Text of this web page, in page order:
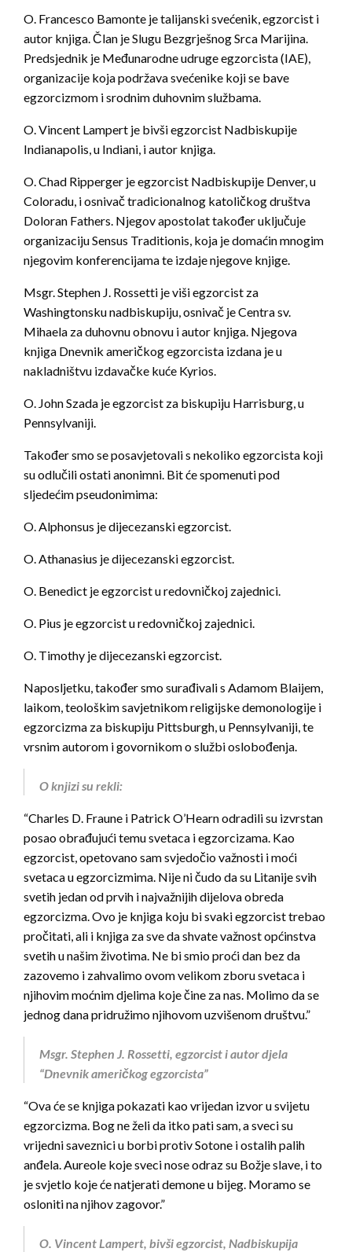
O. Francesco Bamonte je talijanski svećenik, egzorcist i
autor knjiga. Član je Slugu Bezgrješnog Srca Marijina.
Predsjednik je Međunarodne udruge egzorcista (IAE),
organizacije koja podržava svećenike koji se bave
egzorcizmom i srodnim duhovnim službama.
O. Vincent Lampert je bivši egzorcist Nadbiskupije
Indianapolis, u Indiani, i autor knjiga.
O. Chad Ripperger je egzorcist Nadbiskupije Denver, u
Coloradu, i osnivač tradicionalnog katoličkog društva
Doloran Fathers. Njegov apostolat također uključuje
organizaciju Sensus Traditionis, koja je domaćin mnogim
njegovim konferencijama te izdaje njegove knjige.
Msgr. Stephen J. Rossetti je viši egzorcist za
Washingtonsku nadbiskupiju, osnivač je Centra sv.
Mihaela za duhovnu obnovu i autor knjiga. Njegova
knjiga Dnevnik američkog egzorcista izdana je u
nakladništvu izdavačke kuće Kyrios.
O. John Szada je egzorcist za biskupiju Harrisburg, u
Pennsylvaniji.
Također smo se posavjetovali s nekoliko egzorcista koji
su odlučili ostati anonimni. Bit će spomenuti pod
sljedećim pseudonimima:
O. Alphonsus je dijecezanski egzorcist.
O. Athanasius je dijecezanski egzorcist.
O. Benedict je egzorcist u redovničkoj zajednici.
O. Pius je egzorcist u redovničkoj zajednici.
O. Timothy je dijecezanski egzorcist.
Naposljetku, također smo surađivali s Adamom Blaijem,
laikom, teološkim savjetnikom religijske demonologije i
egzorcizma za biskupiju Pittsburgh, u Pennsylvaniji, te
vrsnim autorom i govornikom o službi oslobođenja.
O knjizi su rekli:
“Charles D. Fraune i Patrick O’Hearn odradili su izvrstan
posao obrađujući temu svetaca i egzorcizama. Kao
egzorcist, opetovano sam svjedočio važnosti i moći
svetaca u egzorcizmima. Nije ni čudo da su Litanije svih
svetih jedan od prvih i najvažnijih dijelova obreda
egzorcizma. Ovo je knjiga koju bi svaki egzorcist trebao
pročitati, ali i knjiga za sve da shvate važnost općinstva
svetih u našim životima. Ne bi smio proći dan bez da
zazovemo i zahvalimo ovom velikom zboru svetaca i
njihovim moćnim djelima koje čine za nas. Molimo da se
jednog dana pridružimo njihovom uzvišenom društvu.”
Msgr. Stephen J. Rossetti, egzorcist i autor djela
“Dnevnik američkog egzorcista”
“Ova će se knjiga pokazati kao vrijedan izvor u svijetu
egzorcizma. Bog ne želi da itko pati sam, a sveci su
vrijedni saveznici u borbi protiv Sotone i ostalih palih
anđela. Aureole koje sveci nose odraz su Božje slave, i to
je svjetlo koje će natjerati demone u bijeg. Moramo se
osloniti na njihov zagovor.”
O. Vincent Lampert, bivši egzorcist, Nadbiskupija